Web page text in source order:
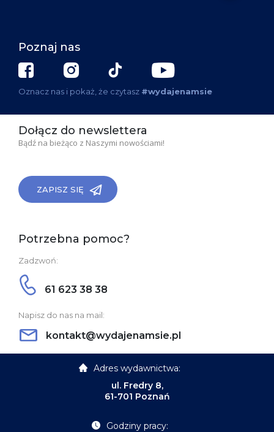
Poznaj nas
Oznacz nas i pokaż, że czytasz #wydajenamsie
Dołącz do newslettera
Bądź na bieżąco z Naszymi nowościami!
ZAPISZ SIĘ
Potrzebna pomoc?
Zadzwoń:
61 623 38 38
Napisz do nas na mail:
kontakt@wydajenamsie.pl
Adres wydawnictwa:
ul. Fredry 8,
61-701 Poznań
Godziny pracy: